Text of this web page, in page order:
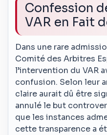
Confession
VAR en Fait
Dans une rare
Comité des Arbitres
l’intervention du VAR
confusion. Selon leur
claire aurait dû être
annulé le but
que les instances
cette transparence a